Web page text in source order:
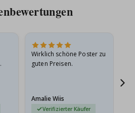
Wirklich schöne Poster zu
guten Preisen.
Amalie Wiis
Verifizierter Käufer